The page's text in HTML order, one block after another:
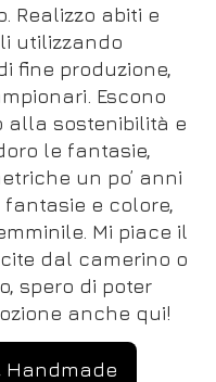
Realizzo abiti e
utilizzando
fine produzione,
Escono
alla sostenibilità e
le fantasie,
un po’ anni
fantasie e colore,
Mi piace il
dal camerino o
spero di poter
anche qui!
Handmade